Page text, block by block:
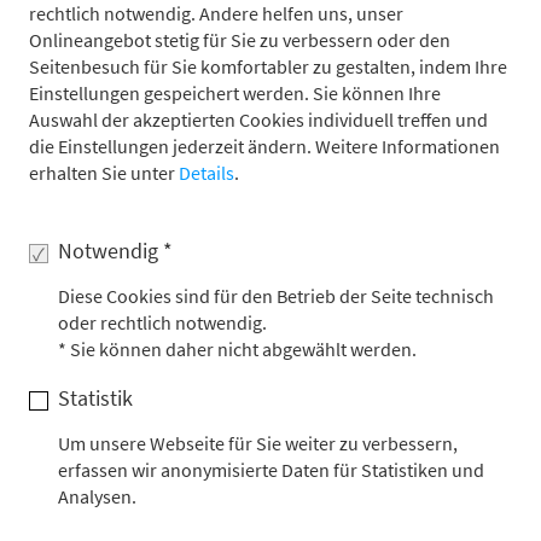
rechtlich notwendig. Andere helfen uns, unser
Onlineangebot stetig für Sie zu verbessern oder den
Seitenbesuch für Sie komfortabler zu gestalten, indem Ihre
Einstellungen gespeichert werden. Sie können Ihre
Auswahl der akzeptierten Cookies individuell treffen und
die Einstellungen jederzeit ändern. Weitere Informationen
erhalten Sie unter Details.
Notwendig *
Diese Cookies sind für den Betrieb der Seite technisch
oder rechtlich notwendig.
* Sie können daher nicht abgewählt werden.
Statistik
Um unsere Webseite für Sie weiter zu verbessern,
erfassen wir anonymisierte Daten für Statistiken und
Analysen.
wollten Sie unbedingt noch lernen?
Meine Promotion zum Thema „Life History Strategies
and Population Dynamics in Galápagos Sea Lions“ an
der Universität Bielefeld in Kollaboration mit dem
Galápagos National Park und der Charles Darwin
Entscheidungen im Naturschutzmanagement auf
Galápagos zu erleichtern. Zu Beginn habe ich fast
alleine das laufende Projekt übernommen. Ich wurde
ins kalte Wasser geworfen und war noch ziemlich grün
hinter den Ohren. Meine erste Feldsaison auf Galápagos
war abenteuerlich: Unser Forschungsmaterial war auf
der Reise irgendwo verloren gegangen und kam erst
drei Tage später an, und das Zusammenleben mit drei